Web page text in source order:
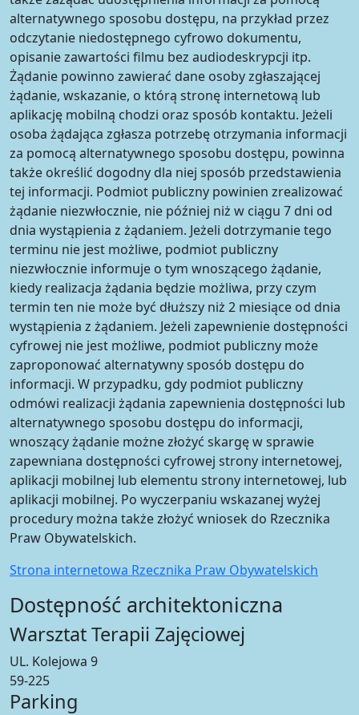
alternatywnego sposobu dostępu, na przykład przez
odczytanie niedostępnego cyfrowo dokumentu,
opisanie zawartości filmu bez audiodeskrypcji itp.
Żądanie powinno zawierać dane osoby zgłaszającej
żądanie, wskazanie, o którą stronę internetową lub
aplikację mobilną chodzi oraz sposób kontaktu. Jeżeli
osoba żądająca zgłasza potrzebę otrzymania informacji
za pomocą alternatywnego sposobu dostępu, powinna
także określić dogodny dla niej sposób przedstawienia
tej informacji. Podmiot publiczny powinien zrealizować
żądanie niezwłocznie, nie później niż w ciągu 7 dni od
dnia wystąpienia z żądaniem. Jeżeli dotrzymanie tego
terminu nie jest możliwe, podmiot publiczny
niezwłocznie informuje o tym wnoszącego żądanie,
kiedy realizacja żądania będzie możliwa, przy czym
termin ten nie może być dłuższy niż 2 miesiące od dnia
wystąpienia z żądaniem. Jeżeli zapewnienie dostępności
cyfrowej nie jest możliwe, podmiot publiczny może
zaproponować alternatywny sposób dostępu do
informacji. W przypadku, gdy podmiot publiczny
odmówi realizacji żądania zapewnienia dostępności lub
alternatywnego sposobu dostępu do informacji,
wnoszący żądanie możne złożyć skargę w sprawie
zapewniana dostępności cyfrowej strony internetowej,
aplikacji mobilnej lub elementu strony internetowej, lub
aplikacji mobilnej. Po wyczerpaniu wskazanej wyżej
procedury można także złożyć wniosek do Rzecznika
Praw Obywatelskich.
Strona internetowa Rzecznika Praw Obywatelskich
Dostępność architektoniczna
Warsztat Terapii Zajęciowej
UL. Kolejowa 9
59-225
Parking